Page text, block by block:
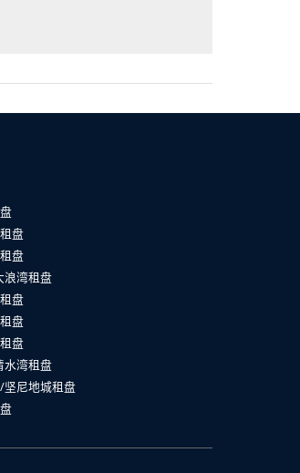
盘
盘
浪湾租盘
盘
盘
盘
水湾租盘
坚尼地城租盘